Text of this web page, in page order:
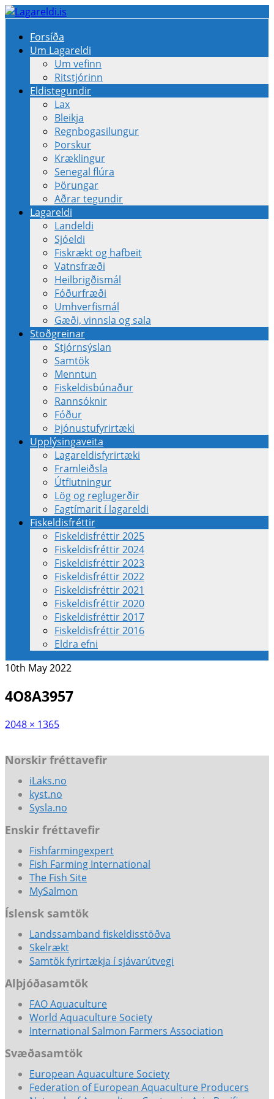
Forsíða
Um Lagareldi
Um vefinn
Ritstjórinn
Eldistegundir
Lax
Bleikja
Regnbogasilungur
Þorskur
Kræklingur
Senegal flúra
Þörungar
Aðrar tegundir
Lagareldi
Landeldi
Sjóeldi
Fiskrækt og hafbeit
Vatnsfræði
Heilbrigðismál
Fóðurfræði
Umhverfismál
Gæði, vinnsla og sala
Stoðgreinar
Stjórnsýslan
Samtök
Menntun
Fiskeldisbúnaður
Rannsóknir
Fóður
Þjónustufyrirtæki
Upplýsingaveita
Lagareldisfyrirtæki
Framleiðsla
Útflutningur
Lög og reglugerðir
Fagtímarit í lagareldi
Fiskeldisfréttir
Fiskeldisfréttir 2025
Fiskeldisfréttir 2024
Fiskeldisfréttir 2023
Fiskeldisfréttir 2022
Fiskeldisfréttir 2021
Fiskeldisfréttir 2020
Fiskeldisfréttir 2017
Fiskeldisfréttir 2016
Eldra efni
10th May 2022
4O8A3957
2048 × 1365
Norskir fréttavefir
iLaks.no
kyst.no
Sysla.no
Enskir fréttavefir
Fishfarmingexpert
Fish Farming International
The Fish Site
MySalmon
Íslensk samtök
Landssamband fiskeldisstöðva
Skelrækt
Samtök fyrirtækja í sjávarútvegi
Alþjóðasamtök
FAO Aquaculture
World Aquaculture Society
International Salmon Farmers Association
Svæðasamtök
European Aquaculture Society
Federation of European Aquaculture Producers